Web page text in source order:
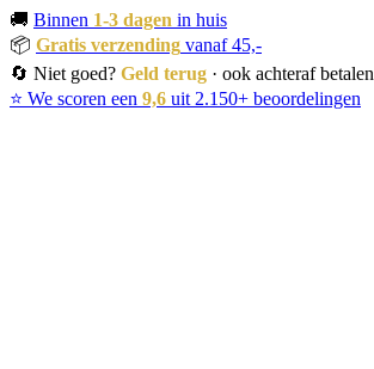
🚚 Binnen 1-3 dagen in huis
📦 Gratis verzending vanaf 45,-
🔄 Niet goed? Geld terug · ook achteraf betalen
⭐ We scoren een 9,6 uit 2.150+ beoordelingen